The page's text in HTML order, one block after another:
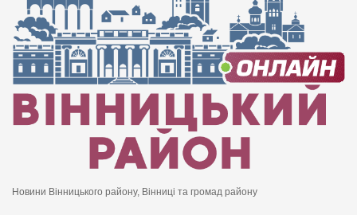
Новини Вінницького району, Вінниці та громад району